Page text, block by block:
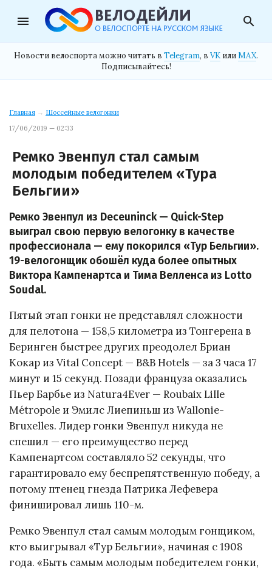
menu search
Новости велоспорта можно читать в Telegram, в VK илиMAX.
Подписывайтесь!
Главная → Шоссейные велогонки
17/06/2019 — 02:33
Ремко Эвенпул стал самым
молодым победителем «Тура
Бельгии»
Ремко Эвенпул из Deceuninck — Quick-Step
выиграл свою первую велогонку в качестве
профессионала — ему покорился «Тур Бельгии».
19-велогонщик обошёл куда более опытных
Виктора Кампенартса и Тима Велленса из Lotto
Soudal.
Пятый этап гонки не представлял сложности
для пелотона — 158,5 километра из Тонгерена в
Беринген быстрее других преодолел Бриан
Кокар из Vital Concept — B&B Hotels — за 3 часа 17
минут и 15 секунд. Позади француза оказались
Пьер Барбье из Natura4Ever — Roubaix Lille
Métropole и Эмилс Лиепиньш из Wallonie-
Bruxelles. Лидер гонки Эвенпул никуда не
спешил — его преимущество перед
Кампенартсом составляло 52 секунды, что
гарантировало ему беспрепятственную победу, а
потому птенец гнезда Патрика Лефевера
финишировал лишь 110-м.
Ремко Эвенпул стал самым молодым гонщиком,
кто выигрывал «Тур Бельгии», начиная с 1908
года. «Быть самым молодым победителем гонки,